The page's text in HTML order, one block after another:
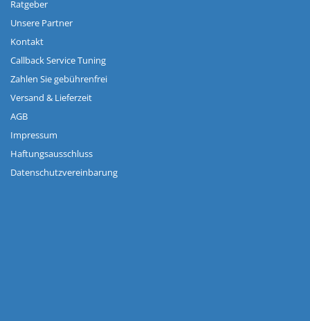
Ratgeber
Unsere Partner
Kontakt
Callback Service Tuning
Zahlen Sie gebührenfrei
Versand & Lieferzeit
AGB
Impressum
Haftungsausschluss
Datenschutzvereinbarung